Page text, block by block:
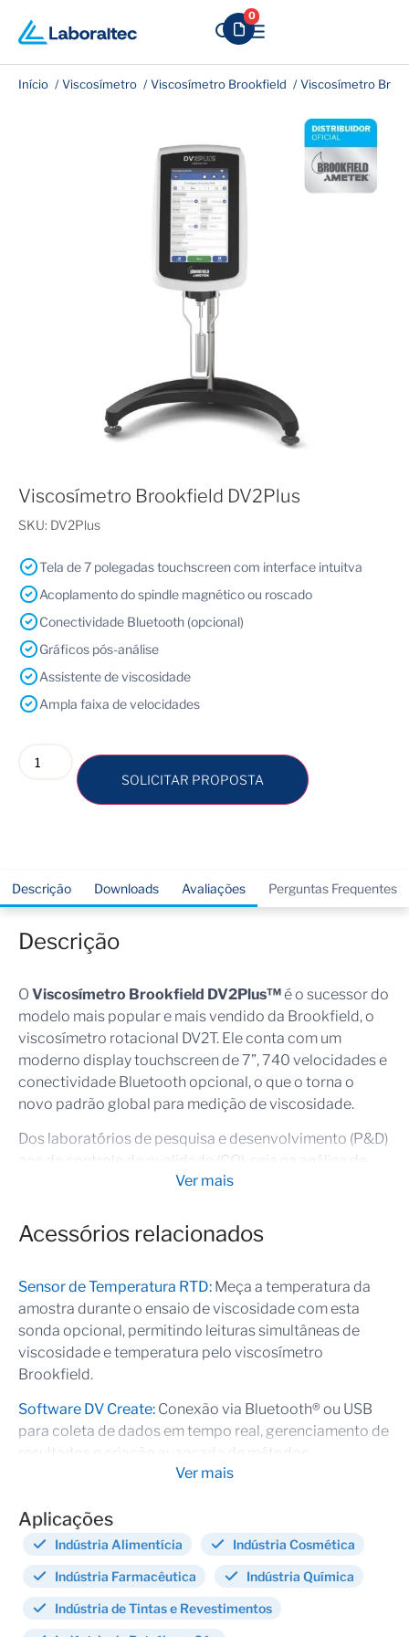
0
Início Viscosímetro Viscosímetro Brookfield Viscosímetro
Viscosímetro Brookfield DV2Plus
SKU: DV2Plus
Tela de 7 polegadas touchscreen com interface intuitva
Acoplamento do spindle magnético ou roscado
Conectividade Bluetooth (opcional)
Gráficos pós-análise
Assistente de viscosidade
Ampla faixa de velocidades
SOLICITAR PROPOSTA
Descrição Downloads Avaliações Perguntas Frequentes
Descrição
O Viscosímetro Brookfield DV2Plus™é o sucessor do
modelo mais popular e mais vendido da Brookfield, o
viscosímetro rotacional DV2T. Ele conta com um
moderno display touchscreen de 7”, 740 velocidades e
conectividade Bluetooth opcional, o que o torna o
novo padrão global para medição de viscosidade.
Dos laboratórios de pesquisa e desenvolvimento (P&D)
aos de controle de qualidade (CQ), seja na análise de
resinas, molhos ou géis farmacêuticos, o DV2Plus
mais claros e precisos em cada análise.
flexibilidade e uma interface ainda mais intuitiva, o
DV2Plus entrega o desempenho e a confiabilidade que
você espera da marca mais respeitada do setor em
medição de viscosidade.
Recursos viscosímetro DV2Plus
resolução (800×480) com amplo ângulo de visão e
Menu de Favoritos
análise mais usados com apenas um toque
Assistente de Viscosidade
: Configuração guiada
forma simples
Ver mais
Acessórios relacionados
Sensor de Temperatura RTD: Meça a temperatura da
amostra durante o ensaio de viscosidade com esta
sonda opcional, permitindo leituras simultâneas de
viscosidade e temperatura pelo viscosímetro
Brookfield.
Software DV Create: Conexão via Bluetooth® ou USB
para coleta de dados em tempo real, gerenciamento de
resultados e criação avançada de métodos.
intuitiva, recursos de automação e relatórios
personalizados.
Adaptador para pequenas amostras: Ideal para
Ver mais
Aplicações
Indústria Alimentícia Indústria Cosmética
Indústria Farmacêutica Indústria Química
Indústria de Tintas e Revestimentos